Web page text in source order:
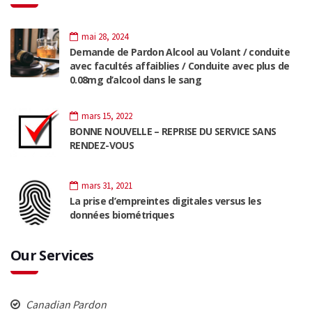
mai 28, 2024
Demande de Pardon Alcool au Volant / conduite
avec facultés affaiblies / Conduite avec plus de
0.08mg d’alcool dans le sang
mars 15, 2022
BONNE NOUVELLE – REPRISE DU SERVICE SANS
RENDEZ-VOUS
mars 31, 2021
La prise d’empreintes digitales versus les
données biométriques
Our Services
Canadian Pardon